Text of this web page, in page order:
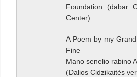
Foundation (dabar
Center).
A Poem by my
Fine
Mano senelio rabino
(Dalios Cidzikaitės